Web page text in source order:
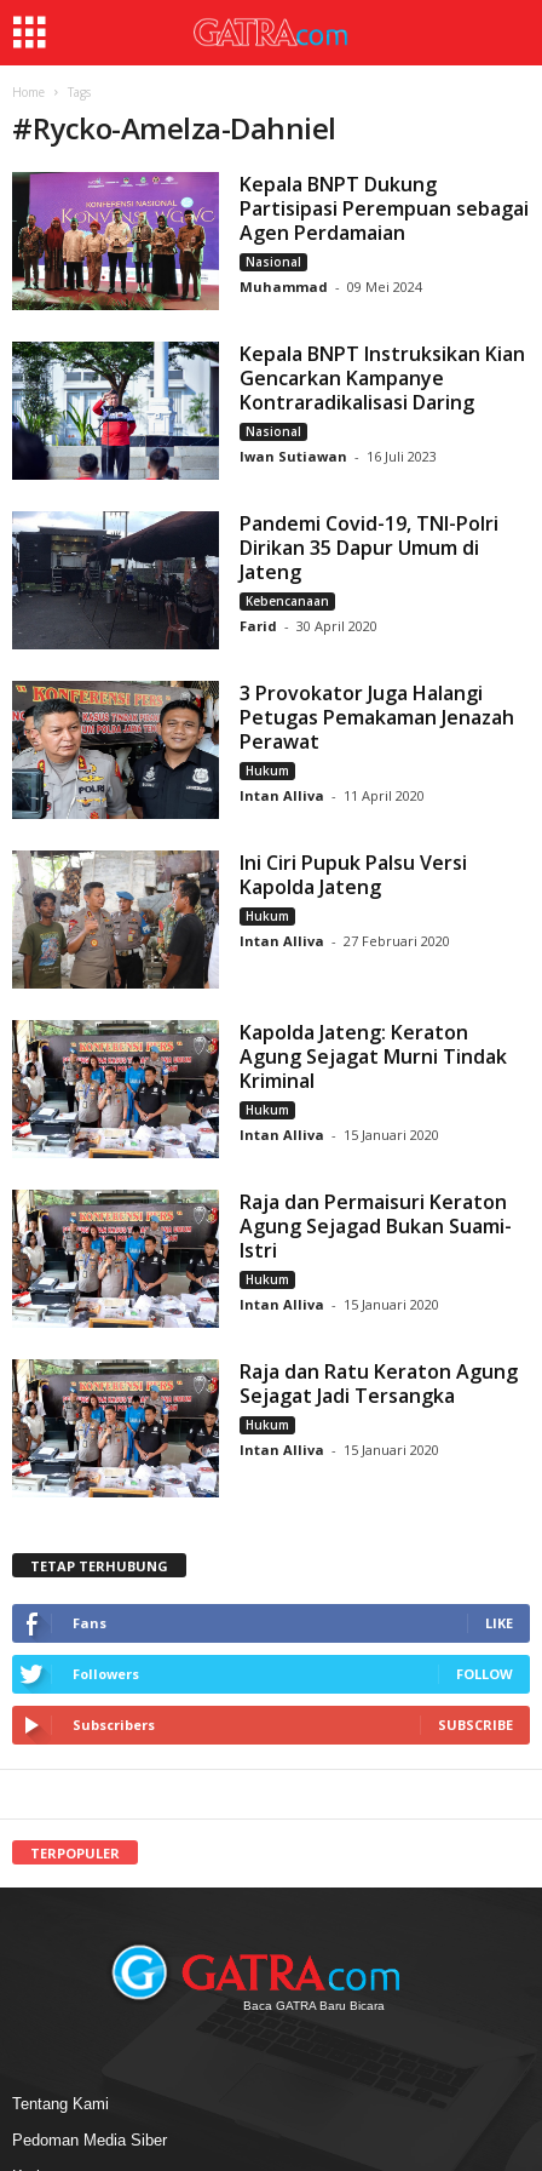
Home Tags
#Rycko-Amelza-Dahniel
Kepala BNPT Dukung
Partisipasi Perempuan sebagai
Agen Perdamaian
Nasional
Muhammad - 09 Mei 2024
Kepala BNPT Instruksikan Kian
Gencarkan Kampanye
Kontraradikalisasi Daring
Nasional
Iwan Sutiawan - 16 Juli 2023
Pandemi Covid-19, TNI-Polri
Dirikan 35 Dapur Umum di
Jateng
Kebencanaan
Farid - 30 April 2020
3 Provokator Juga Halangi
Petugas Pemakaman Jenazah
Perawat
Hukum
Intan Alliva - 11 April 2020
Ini Ciri Pupuk Palsu Versi
Kapolda Jateng
Hukum
Intan Alliva - 27 Februari 2020
Kapolda Jateng: Keraton
Agung Sejagat Murni Tindak
Kriminal
Hukum
Intan Alliva - 15 Januari 2020
Raja dan Permaisuri Keraton
Agung Sejagad Bukan Suami-
Istri
Hukum
Intan Alliva - 15 Januari 2020
Raja dan Ratu Keraton Agung
Sejagat Jadi Tersangka
Hukum
Intan Alliva - 15 Januari 2020
TETAP TERHUBUNG
Fans LIKE
Followers FOLLOW
Subscribers SUBSCRIBE
TERPOPULER
Baca GATRA Baru Bicara
Tentang Kami
Pedoman Media Siber